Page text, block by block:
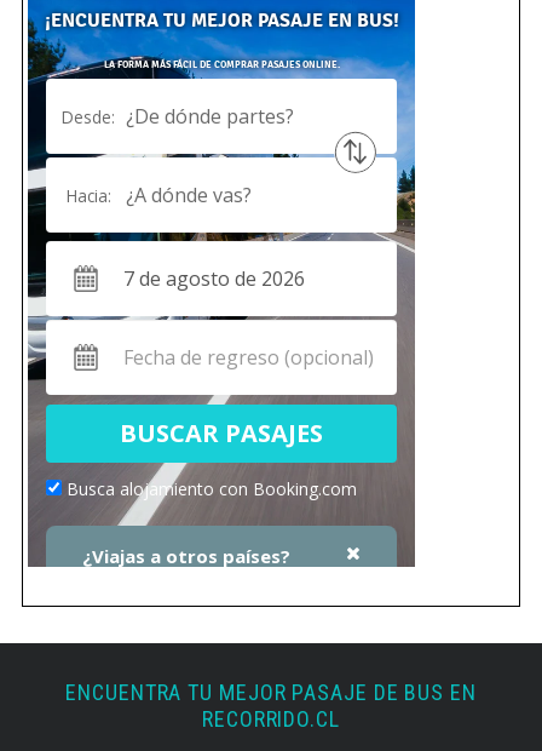
ENCUENTRA TU MEJOR PASAJE DE BUS EN
RECORRIDO.CL